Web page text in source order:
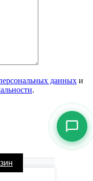
данных и
.